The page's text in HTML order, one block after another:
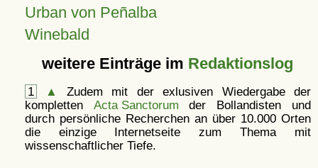
Urban von Peñalba
Winebald
weitere Einträge im Redaktionslog
1 ▲
Zudem mit der exlusiven Wiedergabe der
kompletten Acta Sanctorum der Bollandisten und
durch persönliche Recherchen an über 10.000 Orten
die einzige Internetseite zum Thema mit
wissenschaftlicher Tiefe.